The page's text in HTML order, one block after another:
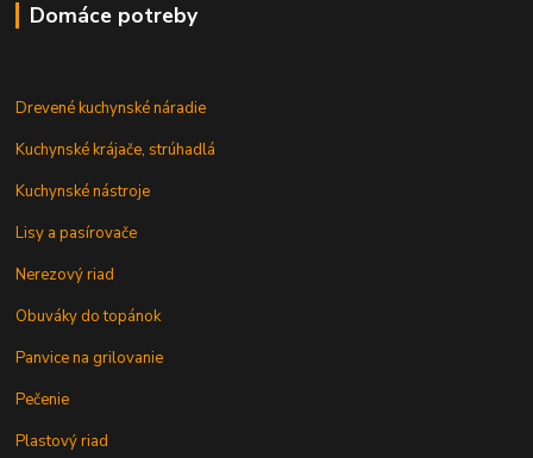
Domáce potreby
Drevené kuchynské náradie
Kuchynské krájače, strúhadlá
Kuchynské nástroje
Lisy a pasírovače
Nerezový riad
Obuváky do topánok
Panvice na grilovanie
Pečenie
Plastový riad